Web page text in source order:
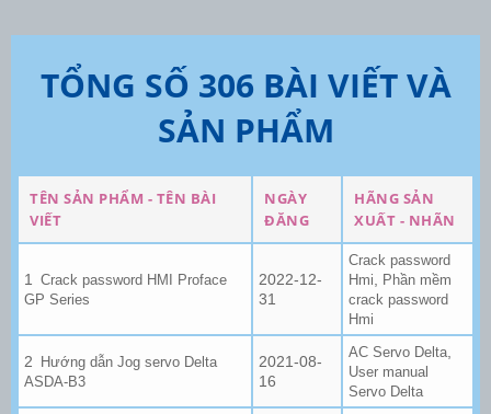
TỔNG SỐ 306 BÀI VIẾT VÀ
SẢN PHẨM
TÊN SẢN PHẨM - TÊN BÀI
VIẾT
NGÀY
ĐĂNG
HÃNG SẢN
XUẤT - NHÃN
Crack password HMI Proface
GP Series
2022-12-
31
Crack password
Hmi
Phần mềm
crack password
Hmi
Hướng dẫn Jog servo Delta
ASDA-B3
2021-08-
16
AC Servo Delta
User manual
Servo Delta